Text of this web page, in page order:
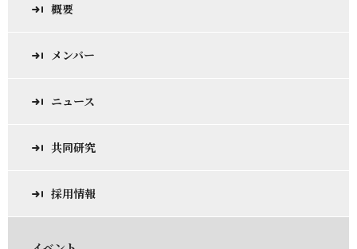
概要
メンバー
ニュース
共同研究
採用情報